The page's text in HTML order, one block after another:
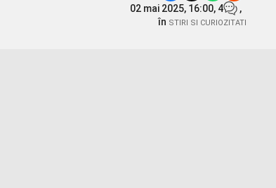
02 mai 2025, 16:00, 4
,
în STIRI SI CURIOZITATI